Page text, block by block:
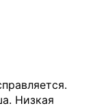
Низкая